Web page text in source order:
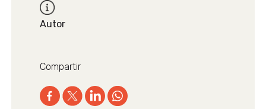
Autor
Compartir